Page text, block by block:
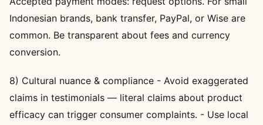
Indonesian brands, bank transfer, PayPal, or Wise are
common. Be transparent about fees and currency
conversion.
8) Cultural nuance & compliance - Avoid exaggerated
claims in testimonials — literal claims about product
efficacy can trigger consumer complaints. - Use local